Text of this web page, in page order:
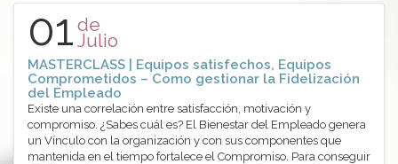
01 de
Julio
MASTERCLASS | Equipos satisfechos, Equipos
Comprometidos – Como gestionar la Fidelización
del Empleado
Existe una correlación entre satisfacción, motivación y
compromiso. ¿Sabes cuál es? El Bienestar del Empleado genera
un Vínculo con la organización y con sus componentes que
mantenida en el tiempo fortalece el Compromiso. Para conseguir